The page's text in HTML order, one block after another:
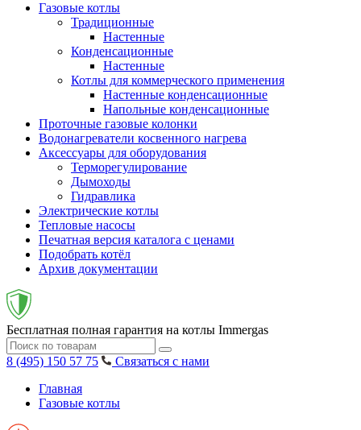
Газовые котлы
Традиционные
Настенные
Конденсационные
Настенные
Котлы для коммерческого применения
Настенные конденсационные
Напольные конденсационные
Проточные газовые колонки
Водонагреватели косвенного нагрева
Аксессуары для оборудования
Терморегулирование
Дымоходы
Гидравлика
Электрические котлы
Тепловые насосы
Печатная версия каталога с ценами
Подобрать котёл
Архив документации
Бесплатная полная гарантия на котлы Immergas
8 (495) 150 57 75
Связаться с нами
Главная
Газовые котлы